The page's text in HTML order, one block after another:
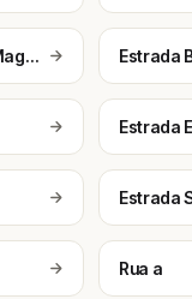
Avenida Juracy Magalhães Estrada
Rua a